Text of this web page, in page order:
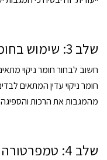
שלב 3: שימוש בחומר כביסה הנכון
חשוב לבחור חומר ניקוי
חומר ניקוי עדין המתאים
מהמגבות את הרכות
שלב 4: טמפרטורה ומפלס מים נכון